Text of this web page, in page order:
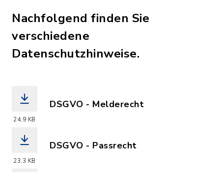
Nachfolgend finden Sie
verschiedene
Datenschutzhinweise.
24,9 KB
DSGVO - Melderecht
23,3 KB
DSGVO - Passrecht